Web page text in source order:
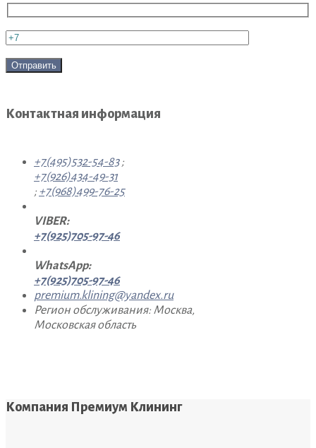
Контактная информация
+7(495)532-54-83 ;
+7(926)434-49-31
; +7(968)499-76-25
VIBER:
+7(925)705-97-46
WhatsApp:
+7(925)705-97-46
premium.klining@yandex.ru
Регион обслуживания: Москва,
Московская область
Компания Премиум Клининг